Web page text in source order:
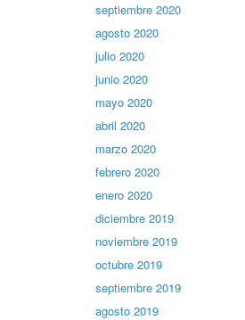
septiembre 2020
agosto 2020
julio 2020
junio 2020
mayo 2020
abril 2020
marzo 2020
febrero 2020
enero 2020
diciembre 2019
noviembre 2019
octubre 2019
septiembre 2019
agosto 2019